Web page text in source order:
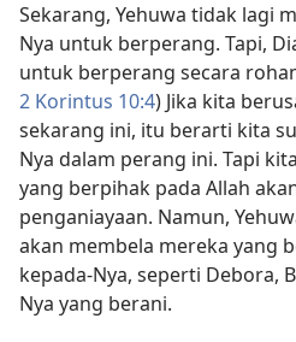
Sekarang, Yehuwa tidak lagi
Nya untuk berperang. Tapi,
untuk berperang secara
2 Korintus 10:4) Jika kita
sekarang ini, itu berarti kita
Nya dalam perang ini. Tapi
yang berpihak pada Allah
penganiayaan. Namun,
akan membela mereka yang
kepada-Nya, seperti Debora,
Nya yang berani.